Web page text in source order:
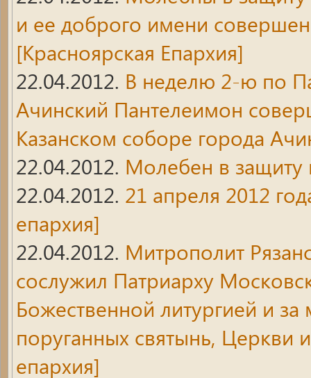
и ее доброго имени
[Красноярская Епархия]
22.04.2012. В неделю 2-ю по
Ачинский Пантелеимон
Казанском соборе города
22.04.2012. Молебен в защиту
22.04.2012. 21 апреля 2012
епархия]
22.04.2012. Митрополит
сослужил Патриарху
Божественной литургией и
поруганных святынь, Церкви
епархия]